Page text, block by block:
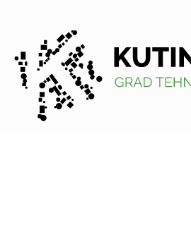
Kutina